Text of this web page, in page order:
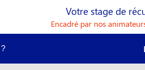
Votre stage de
Encadré par nos